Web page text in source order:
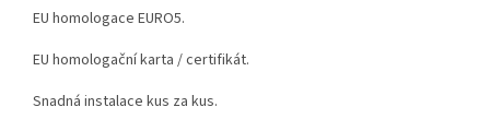
EU homologace EURO5.
EU homologační karta / certifikát.
Snadná instalace kus za kus.